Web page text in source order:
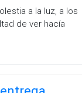
a la luz, a los
de ver hacía